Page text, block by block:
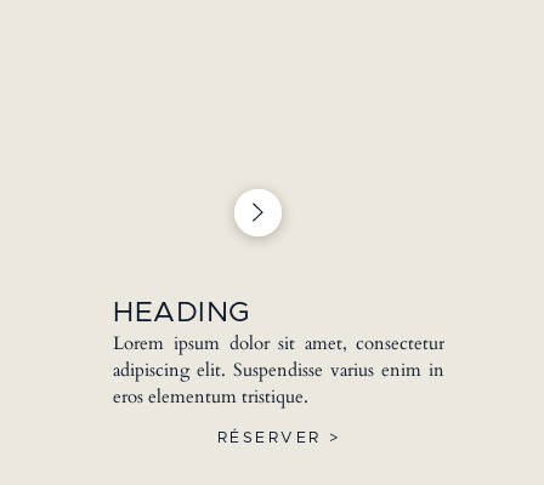
HEADING
Lorem ipsum dolor sit amet, consectetur
adipiscing elit. Suspendisse varius enim in
eros elementum tristique.
RÉSERVER >